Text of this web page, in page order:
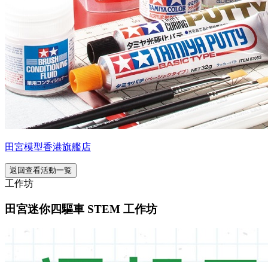
田宮模型香港旗艦店
返回查看活動一覧
工作坊
田宮迷你四驅車 STEM 工作坊